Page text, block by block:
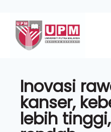
Inovasi
kanser,
lebih